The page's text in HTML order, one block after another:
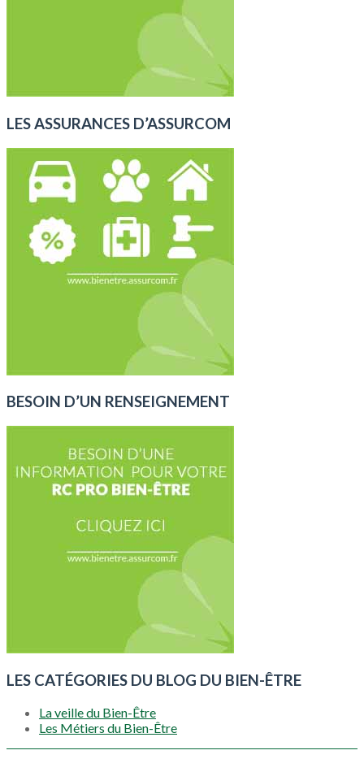
LES ASSURANCES D’ASSURCOM
BESOIN D’UN RENSEIGNEMENT
LES CATÉGORIES DU BLOG DU BIEN-ÊTRE
La veille du Bien-Être
Les Métiers du Bien-Être